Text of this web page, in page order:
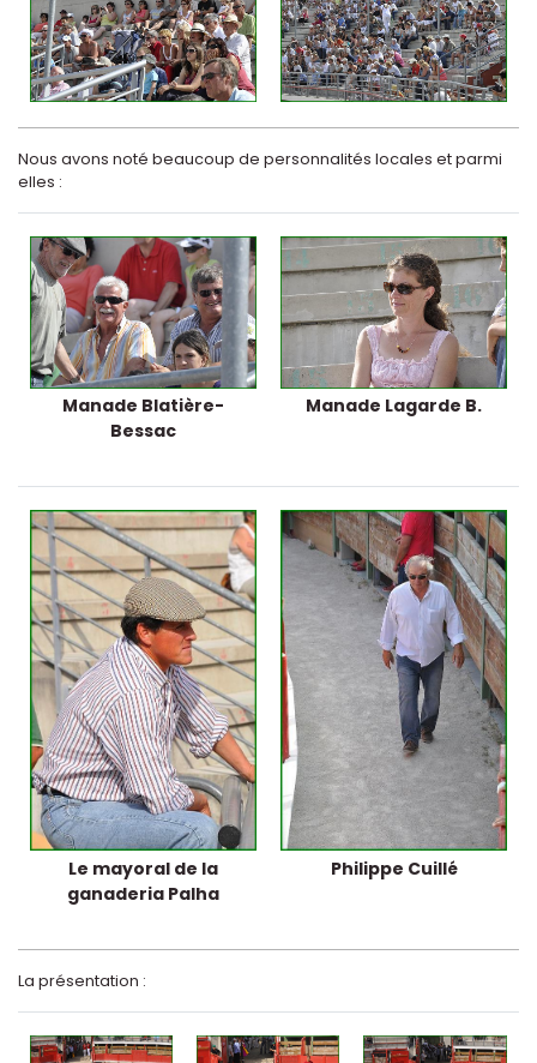
Nous avons noté beaucoup de personnalités locales et parmi
elles :
Manade Blatière-
Bessac
Manade Lagarde B.
Le mayoral de la
ganaderia Palha
Philippe Cuillé
La présentation :